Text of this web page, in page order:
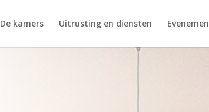
De kamers Uitrusting en diensten